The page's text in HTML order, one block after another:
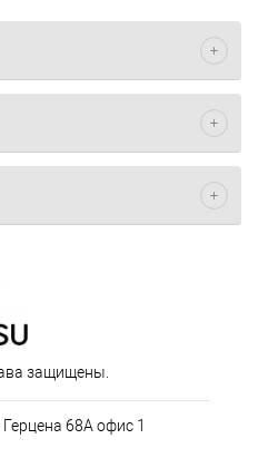
защищены.
68А офис 1